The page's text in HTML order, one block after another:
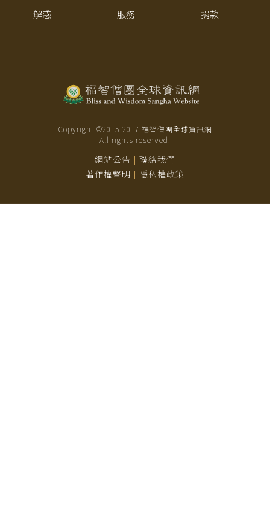
解惑
服務 捐款
Copyright ©2015-2017 福智僧團全球資訊網
All rights reserved.
網站公告 | 聯絡我們
著作權聲明 | 隱私權政策